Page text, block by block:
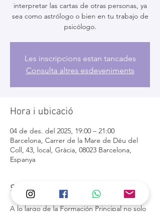
interpretar las cartas de otras personas, ya
sea como astrólogo o bien en tu trabajo de
psicólogo.
Les inscripcions estan tancades
Consulta altres esdeveniments
Hora i ubicació
04 de des. del 2025, 19:00 – 21:00
Barcelona, Carrer de la Mare de Déu del
Coll, 43, local, Gràcia, 08023 Barcelona,
Espanya
Sobre l'esdeveniment
A lo largo de la Formación Principal no solo